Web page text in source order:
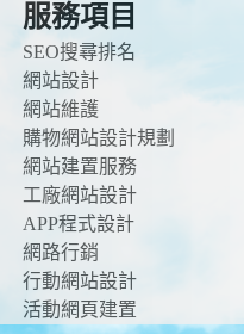
服務項目
SEO搜尋排名
網站設計
網站維護
購物網站設計規劃
網站建置服務
工廠網站設計
APP程式設計
網路行銷
行動網站設計
活動網頁建置